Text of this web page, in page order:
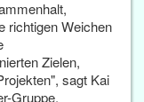
richtigen Weichen
Zielen,
sagt Kai
Gruppe.